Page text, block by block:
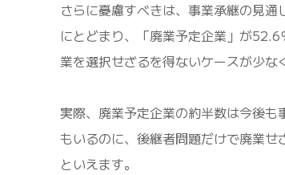
さらに憂慮すべきは、事業承継の見
にとどまり、「廃業予定企業」が
業を選択せざるを得ないケースが少な
実際、廃業予定企業の約半数は今後
もいるのに、後継者問題だけで廃業
といえます。